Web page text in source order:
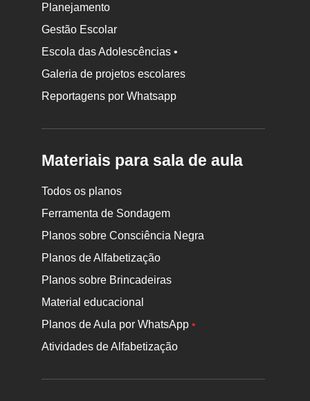
Planejamento
Gestão Escolar
Escola das Adolescências •
Galeria de projetos escolares
Reportagens por Whatsapp
Materiais para sala de aula
Todos os planos
Ferramenta de Sondagem
Planos sobre Consciência Negra
Planos de Alfabetização
Planos sobre Brincadeiras
Material educacional
Planos de Aula por WhatsApp•
Atividades de Alfabetização